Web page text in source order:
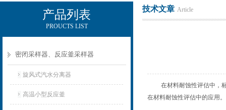
产品列表
PROUCTS LIST
密闭采样器、反应釜采样器
旋风式汽水分离器
高温小型反应釜
技术文章 Article
在材料耐蚀性评估中，标
在材料耐蚀性评估中的应用。